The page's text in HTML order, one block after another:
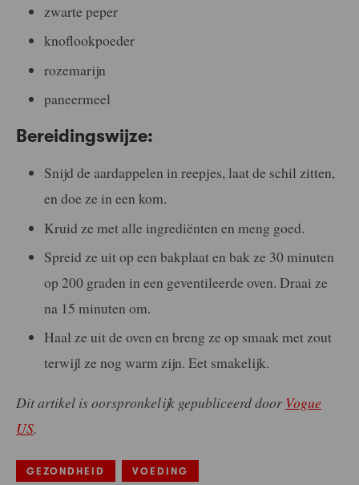
zwarte peper
knoflookpoeder
rozemarijn
paneermeel
Bereidingswijze:
Snijd de aardappelen in reepjes, laat de schil zitten,
en doe ze in een kom.
Kruid ze met alle ingrediënten en meng goed.
Spreid ze uit op een bakplaat en bak ze 30 minuten
op 200 graden in een geventileerde oven. Draai ze
na 15 minuten om.
Haal ze uit de oven en breng ze op smaak met zout
terwijl ze nog warm zijn. Eet smakelijk.
Dit artikel is oorspronkelijk gepubliceerd door Vogue
US.
GEZONDHEID VOEDING